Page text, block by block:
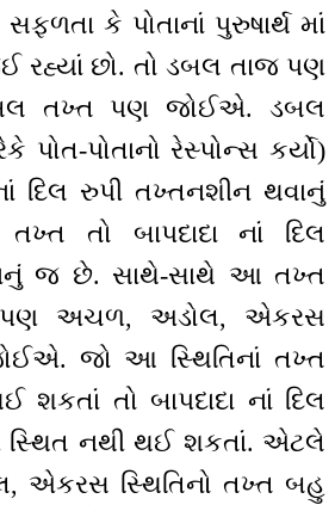
કે પોતાનાં પુરુષાર્થ માં
રહ્યાં છો. તો ડબલ તાજ પણ
તખ્ત પણ જોઈએ. ડબલ
પોત-પોતાનો રેસ્પોન્સ કર્યો)
દિલ રુપી તખ્તનશીન થવાનું
તો બાપદાદા નાં દિલ
જ છે. સાથે-સાથે આ તખ્ત
પણ અચળ, અડોલ, એકરસ
જો આ સ્થિતિનાં તખ્ત
શકતાં તો બાપદાદા નાં દિલ
સ્થિત નથી થઈ શકતાં. એટલે
સ્થિતિનો તખ્ત બહુ